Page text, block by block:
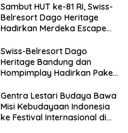
Sambut HUT ke-81 RI, Swiss-
Belresort Dago Heritage
Hadirkan Merdeka Escape
Swiss-Belresort Dago
Heritage Bandung dan
Hompimplay Hadirkan Paket
Gentra Lestari Budaya Bawa
Misi Kebudayaan Indonesia
ke Festival Internasional di